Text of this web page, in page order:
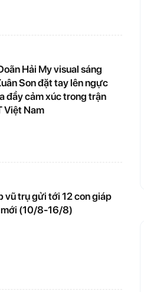
Hải My visual sáng
Son đặt tay lên ngực
đầy cảm xúc trong trận
Việt Nam
vũ trụ gửi tới 12 con giáp
(10/8-16/8)